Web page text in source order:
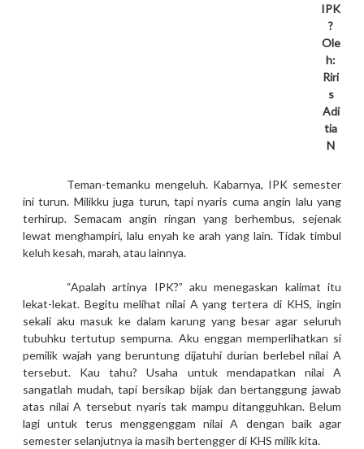
IPK
?
Ole
h:
Riri
s
Adi
tia
N
Teman-temanku mengeluh. Kabarnya, IPK semester
ini turun. Milikku juga turun, tapi nyaris cuma angin lalu yang
terhirup. Semacam angin ringan yang berhembus, sejenak
lewat menghampiri, lalu enyah ke arah yang lain. Tidak timbul
keluh kesah, marah, atau lainnya.
“Apalah artinya IPK?” aku menegaskan kalimat itu
lekat-lekat. Begitu melihat nilai A yang tertera di KHS, ingin
sekali aku masuk ke dalam karung yang besar agar seluruh
tubuhku tertutup sempurna. Aku enggan memperlihatkan si
pemilik wajah yang beruntung dijatuhi durian berlebel nilai A
tersebut. Kau tahu? Usaha untuk mendapatkan nilai A
sangatlah mudah, tapi bersikap bijak dan bertanggung jawab
atas nilai A tersebut nyaris tak mampu ditangguhkan. Belum
lagi untuk terus menggenggam nilai A dengan baik agar
semester selanjutnya ia masih bertengger di KHS milik kita.